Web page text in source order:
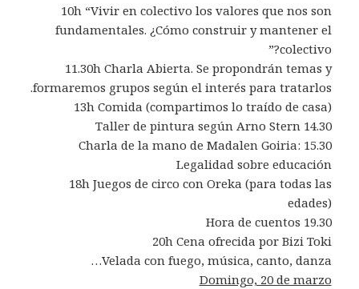
10h “Vivir en colectivo los valores que nos son
fundamentales. ¿Cómo construir y mantener el
colectivo?”
11.30h Charla Abierta. Se propondrán temas y
formaremos grupos según el interés para tratarlos.
13h Comida (compartimos lo traído de casa)
14.30 Taller de pintura según Arno Stern
15.30 Charla de la mano de Madalen Goiria:
Legalidad sobre educación
18h Juegos de circo con Oreka (para todas las
edades)
19.30 Hora de cuentos
20h Cena ofrecida por Bizi Toki
Velada con fuego, música, canto, danza…
Domingo, 20 de marzo